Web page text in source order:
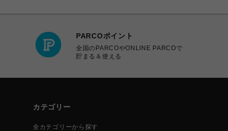
PARCOポイント
全国のPARCOやONLINE PARCOで
貯まる＆使える
カテゴリー
全カテゴリーから探す